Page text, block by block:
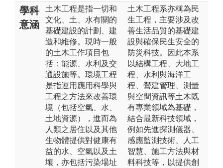
學科
意涵
土木工程是指一切和
文化、土、水有關的
基礎建設的計劃、建
造和維修。現時一般
的土木工作項目包
括：能源、水利及交
通設施等。環境工程
是指運用應用科學與
工程之方法來改善環
境（包括空氣、水、
土地資源），進而為
人類之居住以及其他
生物體提供對健康有
益的水、空氣以及土
壤，亦包括污染場址
土木工程系亦稱為民
生工程，主要涉及改
善生活品質的基礎建
設與確保民生安全的
防災科技。因此本系
以結構工程、大地工
程、水利與海洋工
程、營建管理、測量
與空間資訊等土木既
有專業領域為基礎，
結合最新科技領域，
例如先進探測儀器、
感應監測技術、人工
智慧、施工方法與材
料科技等，以提供創